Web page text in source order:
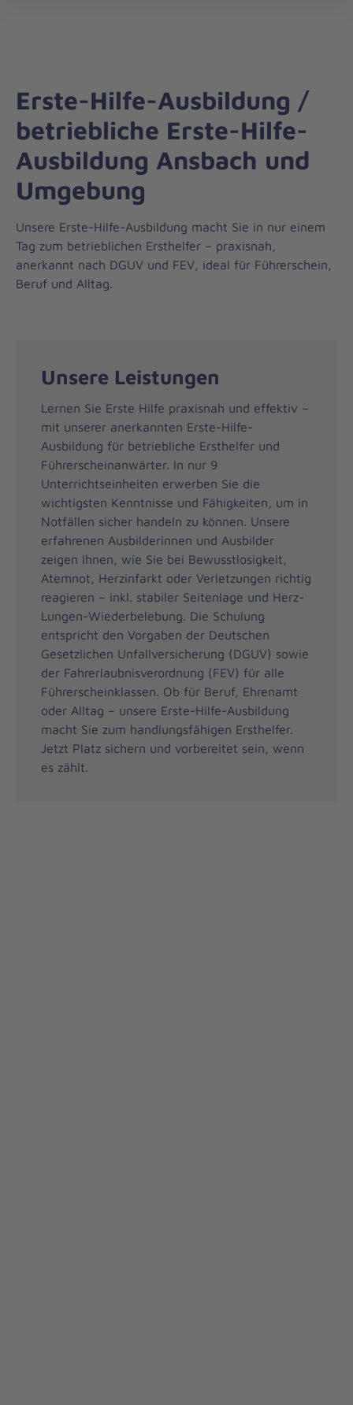
zum
Erste-Hilfe-Ausbildung /
betriebliche Erste-Hilfe-
Ausbildung Ansbach und
Umgebung
Unsere Erste-Hilfe-Ausbildung macht Sie in nur einem
Tag zum betrieblichen Ersthelfer – praxisnah,
anerkannt nach DGUV und FEV, ideal für Führerschein,
Beruf und Alltag.
Unsere Leistungen
Lernen Sie Erste Hilfe praxisnah und effektiv –
mit unserer anerkannten Erste-Hilfe-
Ausbildung für betriebliche Ersthelfer und
Führerscheinanwärter. In nur 9
Unterrichtseinheiten erwerben Sie die
wichtigsten Kenntnisse und Fähigkeiten, um in
Notfällen sicher handeln zu können. Unsere
erfahrenen Ausbilderinnen und Ausbilder
zeigen Ihnen, wie Sie bei Bewusstlosigkeit,
Atemnot, Herzinfarkt oder Verletzungen richtig
reagieren – inkl. stabiler Seitenlage und Herz-
Lungen-Wiederbelebung. Die Schulung
entspricht den Vorgaben der Deutschen
Gesetzlichen Unfallversicherung (DGUV) sowie
der Fahrerlaubnisverordnung (FEV) für alle
Führerscheinklassen. Ob für Beruf, Ehrenamt
oder Alltag – unsere Erste-Hilfe-Ausbildung
macht Sie zum handlungsfähigen Ersthelfer.
Jetzt Platz sichern und vorbereitet sein, wenn
es zählt.